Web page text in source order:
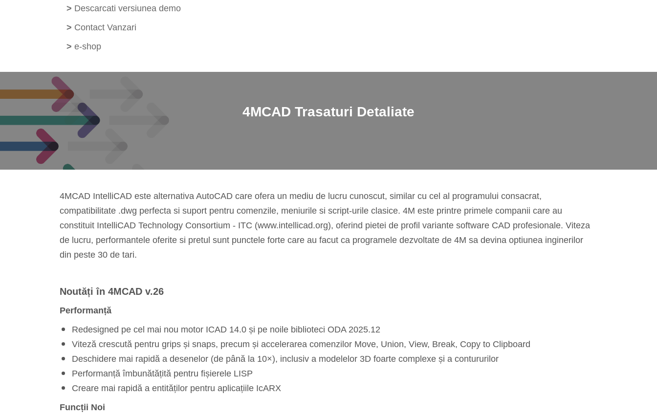
> Descarcati versiunea demo
> Contact Vanzari
> e-shop
4MCAD Trasaturi Detaliate
4MCAD IntelliCAD este alternativa AutoCAD care ofera un mediu de lucru cunoscut, similar cu cel al programului consacrat,
compatibilitate .dwg perfecta si suport pentru comenzile, meniurile si script-urile clasice. 4M este printre primele companii care au
constituit IntelliCAD Technology Consortium - ITC (www.intellicad.org), oferind pietei de profil variante software CAD profesionale. Viteza
de lucru, performantele oferite si pretul sunt punctele forte care au facut ca programele dezvoltate de 4M sa devina optiunea inginerilor
din peste 30 de tari.
Noutăți în 4MCAD v.26
Performanță
Redesigned pe cel mai nou motor ICAD 14.0 și pe noile biblioteci ODA 2025.12
Viteză crescută pentru grips și snaps, precum și accelerarea comenzilor Move, Union, View, Break, Copy to Clipboard
Deschidere mai rapidă a desenelor (de până la 10×), inclusiv a modelelor 3D foarte complexe și a contururilor
Performanță îmbunătățită pentru fișierele LISP
Creare mai rapidă a entităților pentru aplicațiile IcARX
Funcții Noi